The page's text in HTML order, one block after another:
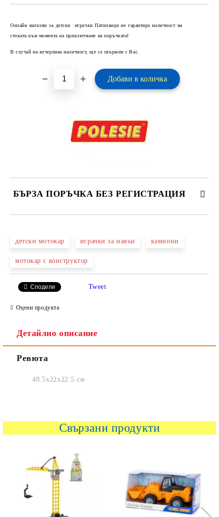
Онлайн магазин за детски играчки Патиланци не гарантира наличност на
стоката към момента на приключване на поръчката!
В случай на изчерпана наличност, ще се свържем с Вас.
БЪРЗА ПОРЪЧКА БЕЗ РЕГИСТРАЦИЯ
Ние ще се свържем с вас в рамките на работния ден.
детски мотокар играчки за навън камиони
мотокар с конструктор
Сподели Tweet
Оцени продукта
Детайлно описание
Ревюта
48.5x22x22.5 см
Свързани продукти